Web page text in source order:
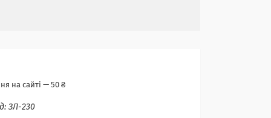
на сайті — 50 ₴
ЗЛ-230